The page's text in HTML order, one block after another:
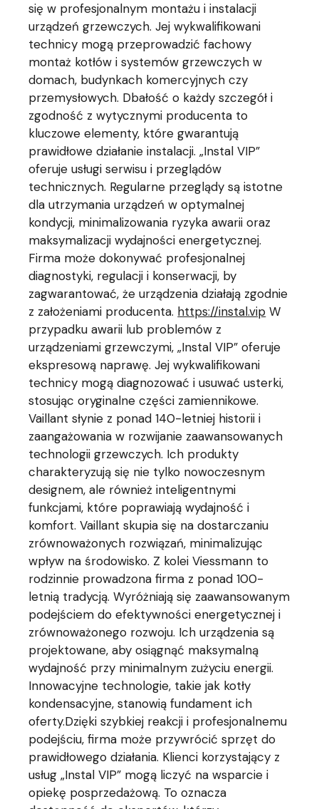
się w profesjonalnym montażu i instalacji
urządzeń grzewczych. Jej wykwalifikowani
technicy mogą przeprowadzić fachowy
montaż kotłów i systemów grzewczych w
domach, budynkach komercyjnych czy
przemysłowych. Dbałość o każdy szczegół i
zgodność z wytycznymi producenta to
kluczowe elementy, które gwarantują
prawidłowe działanie instalacji. „Instal VIP”
oferuje usługi serwisu i przeglądów
technicznych. Regularne przeglądy są istotne
dla utrzymania urządzeń w optymalnej
kondycji, minimalizowania ryzyka awarii oraz
maksymalizacji wydajności energetycznej.
Firma może dokonywać profesjonalnej
diagnostyki, regulacji i konserwacji, by
zagwarantować, że urządzenia działają zgodnie
z założeniami producenta. https://instal.vip W
przypadku awarii lub problemów z
urządzeniami grzewczymi, „Instal VIP” oferuje
ekspresową naprawę. Jej wykwalifikowani
technicy mogą diagnozować i usuwać usterki,
stosując oryginalne części zamiennikowe.
Vaillant słynie z ponad 140-letniej historii i
zaangażowania w rozwijanie zaawansowanych
technologii grzewczych. Ich produkty
charakteryzują się nie tylko nowoczesnym
designem, ale również inteligentnymi
funkcjami, które poprawiają wydajność i
komfort. Vaillant skupia się na dostarczaniu
zrównoważonych rozwiązań, minimalizując
wpływ na środowisko. Z kolei Viessmann to
rodzinnie prowadzona firma z ponad 100-
letnią tradycją. Wyróżniają się zaawansowanym
podejściem do efektywności energetycznej i
zrównoważonego rozwoju. Ich urządzenia są
projektowane, aby osiągnąć maksymalną
wydajność przy minimalnym zużyciu energii.
Innowacyjne technologie, takie jak kotły
kondensacyjne, stanowią fundament ich
oferty.Dzięki szybkiej reakcji i profesjonalnemu
podejściu, firma może przywrócić sprzęt do
prawidłowego działania. Klienci korzystający z
usług „Instal VIP” mogą liczyć na wsparcie i
opiekę posprzedażową. To oznacza